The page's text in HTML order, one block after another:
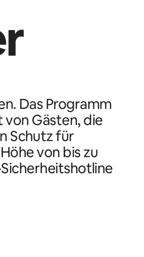
Das Programm
Gästen, die
Schutz für
von bis zu